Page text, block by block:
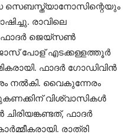
സെബസ്ത്യാനോസിന്റെയും
രാവിലെ
ജെയ്‌സണ്‍
പോള് എടക്കള്ളത്തൂര്‍
ഫാദര്‍ ഗോഡിവിന്‍
നല്‍കി. വൈകുന്നേരം
വിശ്വാസികള്‍
ഫാദര്‍
രാത്രി